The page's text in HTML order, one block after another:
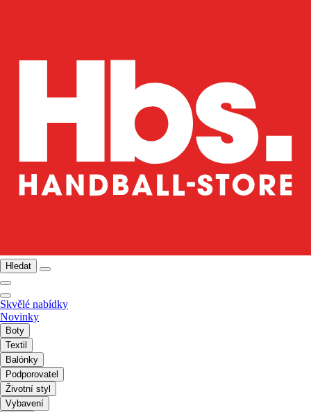
Hledat
Skvělé nabídky
Novinky
Boty
Textil
Balónky
Podporovatel
Životní styl
Vybavení